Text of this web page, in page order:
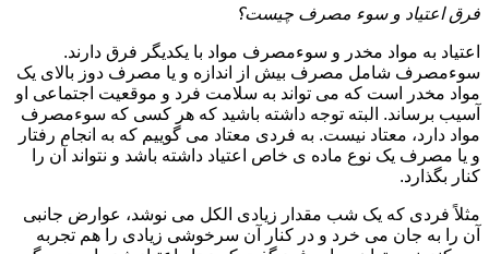
فرق اعتیاد و سوء مصرف چیست؟
اعتیاد به مواد مخدر و سوءمصرف مواد با یکدیگر فرق دارند.
سوءمصرف شامل مصرف بیش از اندازه و یا مصرف دوز بالای یک
مواد مخدر است که می تواند به سلامت فرد و موقعیت اجتماعی او
آسیب برساند. البته توجه داشته باشید که هر کسی که سوءمصرف
مواد دارد، معتاد نیست. به فردی معتاد می گوییم که به انجام رفتار
و یا مصرف یک نوع ماده ی خاص اعتیاد داشته باشد و نتواند آن را
کنار بگذارد.
مثلاً فردی که یک شب مقدار زیادی الکل می نوشد، عوارض جانبی
آن را به جان می خرد و در کنار آن سرخوشی زیادی را هم تجربه